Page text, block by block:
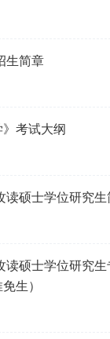
生简章
》考试大纲
读硕士学位研究生
读硕士学位研究
生）